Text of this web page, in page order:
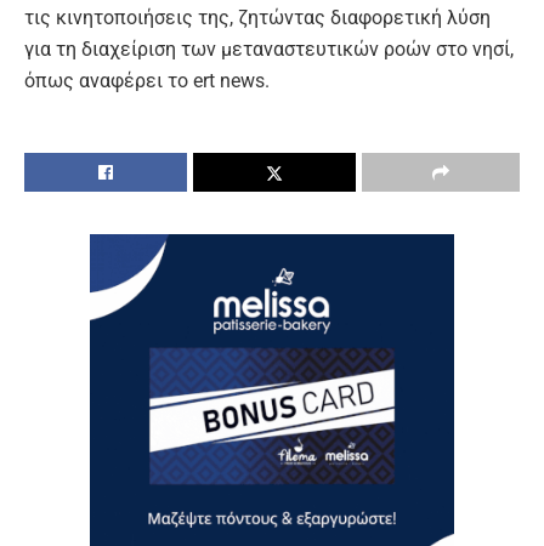
τις κινητοποιήσεις της, ζητώντας διαφορετική λύση
για τη διαχείριση των μεταναστευτικών ροών στο νησί,
όπως αναφέρει το ert news.